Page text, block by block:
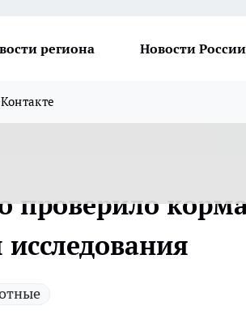
региона Новости России
проверило
исследования